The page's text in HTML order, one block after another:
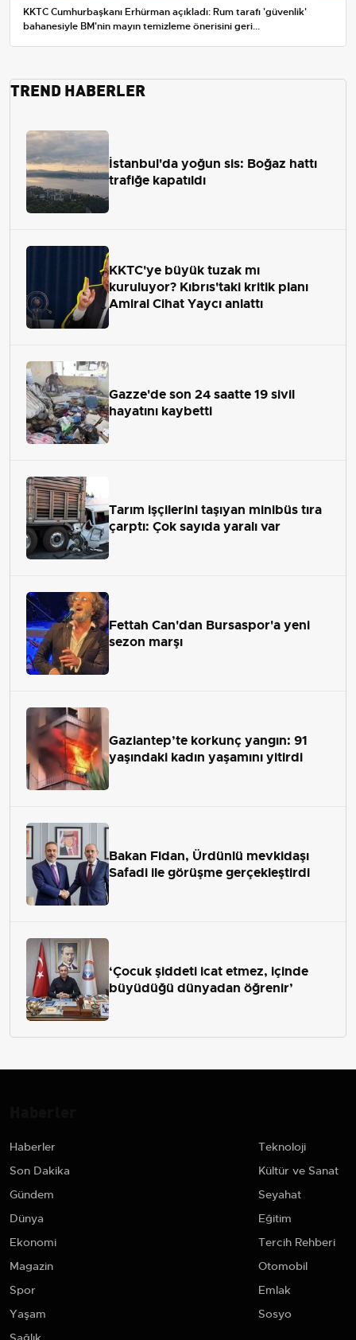
KKTC Cumhurbaşkanı Erhürman açıkladı: Rum tarafı 'güvenlik'
bahanesiyle BM'nin mayın temizleme önerisini geri...
TREND HABERLER
İstanbul'da yoğun sis: Boğaz hattı
trafiğe kapatıldı
KKTC'ye büyük tuzak mı
kuruluyor? Kıbrıs'taki kritik planı
Amiral Cihat Yaycı anlattı
Gazze'de son 24 saatte 19 sivil
hayatını kaybetti
Tarım işçilerini taşıyan minibüs tıra
çarptı: Çok sayıda yaralı var
Fettah Can'dan Bursaspor'a yeni
sezon marşı
Gaziantep’te korkunç yangın: 91
yaşındaki kadın yaşamını yitirdi
Bakan Fidan, Ürdünlü mevkidaşı
Safadi ile görüşme gerçekleştirdi
‘Çocuk şiddeti icat etmez, içinde
büyüdüğü dünyadan öğrenir’
Haberler
Son Dakika
Gündem
Dünya
Ekonomi
Magazin
Spor
Yaşam
Teknoloji
Kültür ve Sanat
Seyahat
Eğitim
Tercih Rehberi
Otomobil
Emlak
Sosyo